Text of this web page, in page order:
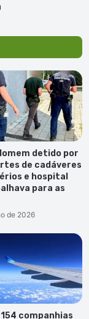
detido por
de cadáveres
e hospital
para as
de 2026
companhias